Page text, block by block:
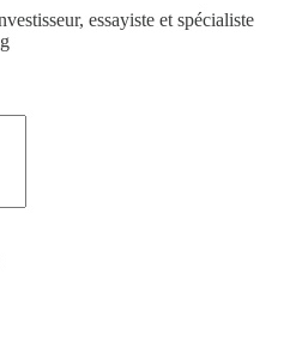
essayiste et spécialiste